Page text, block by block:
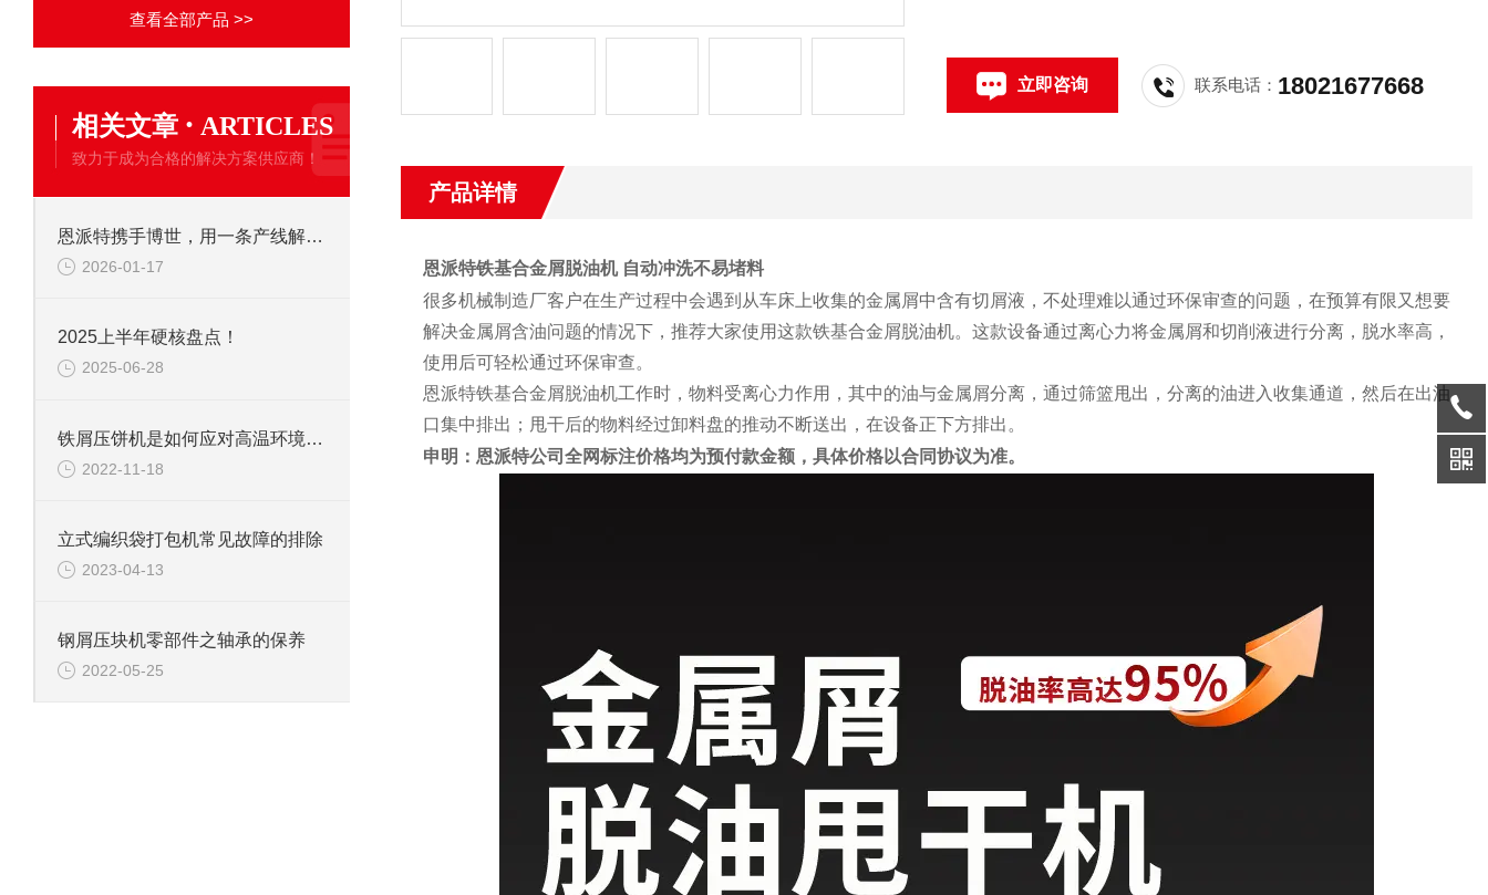
查看全部产品 >>
相关文章 · ARTICLES
致力于成为合格的解决方案供应商！
恩派特携手博世，用一条产线解决环保+成本两大难题！
2026-01-17
2025上半年硬核盘点！
2025-06-28
铁屑压饼机是如何应对高温环境的？
2022-11-18
立式编织袋打包机常见故障的排除
2023-04-13
钢屑压块机零部件之轴承的保养
2022-05-25
立即咨询 联系电话： 18021677668
产品详情
恩派特铁基合金屑脱油机 自动冲洗不易堵料
很多机械制造厂客户在生产过程中会遇到从车床上收集的金属屑中含有切屑液，不处理难以通过环保审查的问题，在预算有限又想要
解决金属屑含油问题的情况下，推荐大家使用这款铁基合金屑脱油机。这款设备通过离心力将金属屑和切削液进行分离，脱水率高，
使用后可轻松通过环保审查。
恩派特铁基合金屑脱油机工作时，物料受离心力作用，其中的油与金属屑分离，通过筛篮甩出，分离的油进入收集通道，然后在出油
口集中排出；甩干后的物料经过卸料盘的推动不断送出，在设备正下方排出。
申明：恩派特公司全网标注价格均为预付款金额，具体价格以合同协议为准。